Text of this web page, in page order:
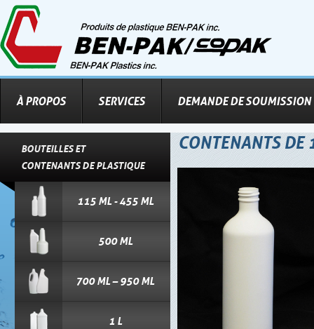
À PROPOS SERVICES DEMANDE DE SOUMISSION
BOUTEILLES ET
CONTENANTS DE PLASTIQUE
115 ML - 455 ML
500 ML
700 ML – 950 ML
1 L
CONTENANTS